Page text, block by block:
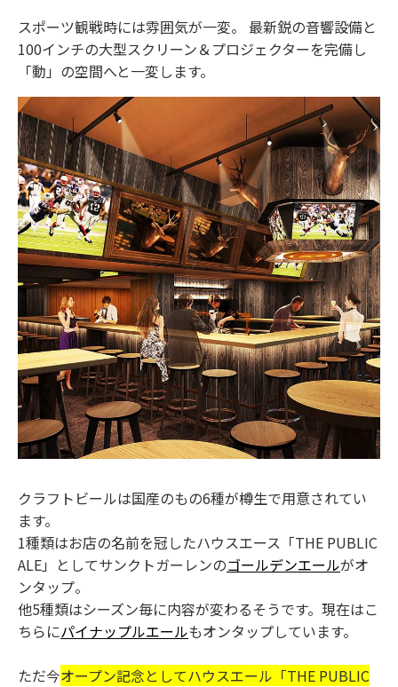
スポーツ観戦時には雰囲気が一変。 最新鋭の音響設備と
100インチの大型スクリーン＆プロジェクターを完備し
「動」の空間へと一変します。
クラフトビールは国産のもの6種が樽生で用意されてい
ます。
1種類はお店の名前を冠したハウスエース「THE PUBLIC
ALE」としてサンクトガーレンのゴールデンエールがオ
ンタップ。
他5種類はシーズン毎に内容が変わるそうです。現在はこ
ちらにパイナップルエールもオンタップしています。
ただ今オープン記念としてハウスエール「THE PUBLIC